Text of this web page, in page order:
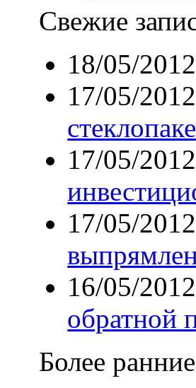
Свежие
18/05/
17/05/
17/05/
17/05/
16/05/
обратной
Более